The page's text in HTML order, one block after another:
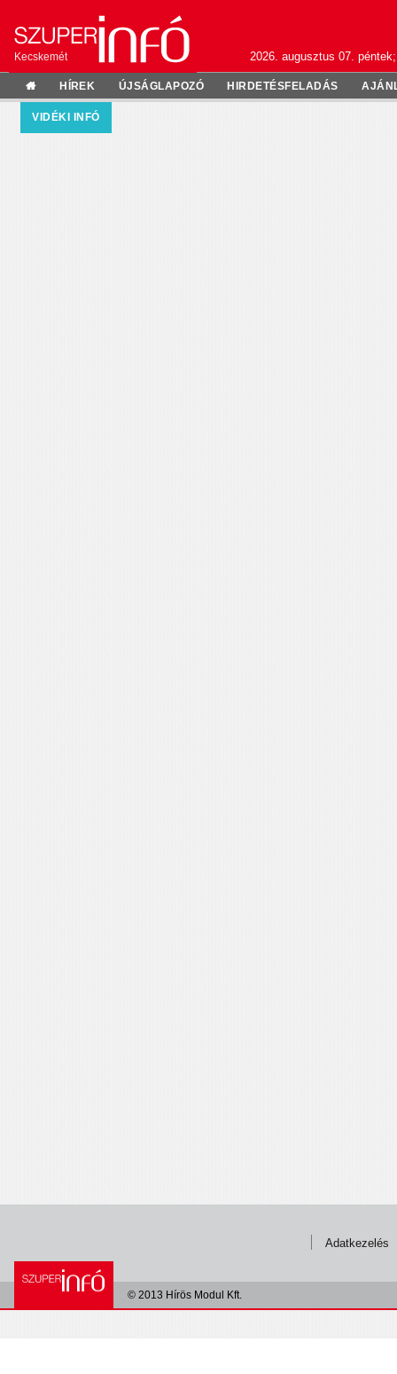
Kecskemét 2026. augusztus 07.
HÍREK ÚJSÁGLAPOZÓ HIRDETÉSFELADÁS
VIDÉKI INFÓ
Adatkezelés
© 2013 Hírös Modul Kft.